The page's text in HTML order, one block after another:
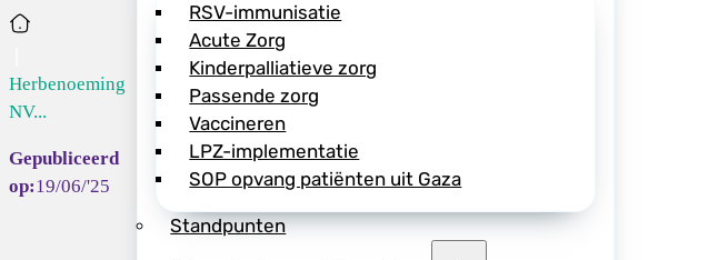
RSV-immunisatie
Acute Zorg
Kinderpalliatieve zorg
Passende zorg
Vaccineren
LPZ-implementatie
SOP opvang patiënten uit Gaza
Standpunten
Home
Herbenoeming
NV...
19/06/'25